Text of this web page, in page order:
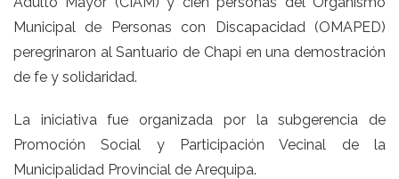
Municipal de Personas con Discapacidad (OMAPED)
peregrinaron al Santuario de Chapi en una demostración
de fe y solidaridad.
La iniciativa fue organizada por la subgerencia de
Promoción Social y Participación Vecinal de la
Municipalidad Provincial de Arequipa.